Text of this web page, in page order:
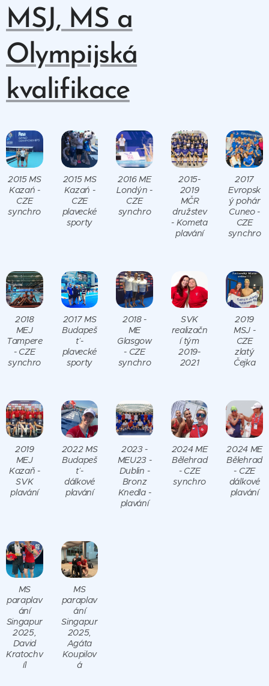
MSJ, MS a
Olympijská
kvalifikace
2015 MS
Kazań -
CZE
synchro
2015 MS
Kazań -
CZE
plavecké
sporty
2016 ME
Londýn -
CZE
synchro
2015-
2019
MČR
družstev
- Kometa
plavání
2017
Evropsk
ý pohár
Cuneo -
CZE
synchro
2018
MEJ
Tampere
- CZE
synchro
2017 MS
Budapeš
ť -
plavecké
sporty
2018 -
ME
Glasgow
- CZE
synchro
SVK
realizačn
í tým
2019-
2021
2019
MSJ -
CZE
zlatý
Čejka
2019
MEJ
Kazaň -
SVK
plavání
2022 MS
Budapeš
ť -
dálkové
plavání
2023 -
MEU23 -
Dublin -
Bronz
Knedla -
plavání
2024 ME
Bělehrad
- CZE
synchro
2024 ME
Bělehrad
- CZE
dálkové
plavání
MS
paraplav
ání
Singapur
2025,
David
Kratochv
íl
MS
paraplav
ání
Singapur
2025,
Agáta
Koupilov
á